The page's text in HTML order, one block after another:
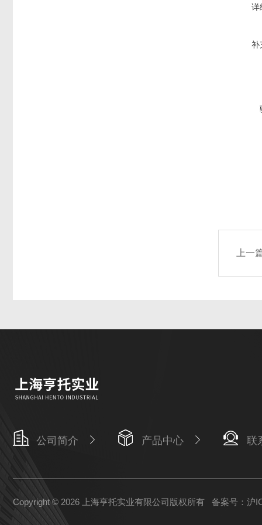
详
补
上一
公司简介 产品中心 联
Copyright © 2026 上海亨托实业有限公司版权所有 备案号：沪